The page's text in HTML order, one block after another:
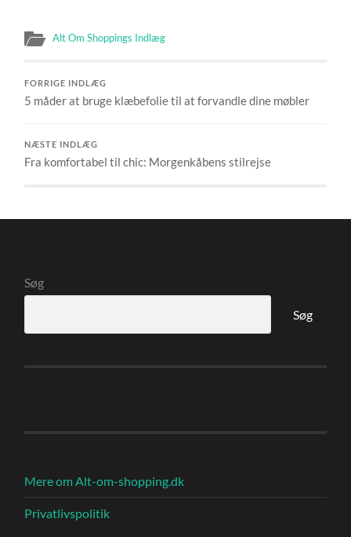
Alt Om Shoppings Indlæg
FORRIGE INDLÆG
5 måder at bruge klæbefolie til at forvandle dine møbler
NÆSTE INDLÆG
Fra komfortabel til chic: Morgenkåbens stilrejse
Søg
Søg
Mere om Alt-om-shopping.dk
Privatlivspolitik